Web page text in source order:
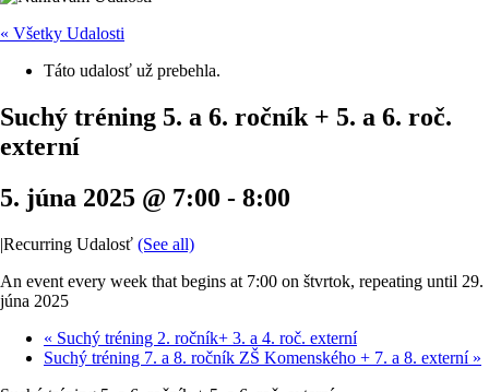
« Všetky Udalosti
Táto udalosť už prebehla.
Suchý tréning 5. a 6. ročník + 5. a 6. roč.
externí
5. júna 2025 @ 7:00 - 8:00
|Recurring Udalosť (See all)
An event every week that begins at 7:00 on štvrtok, repeating until 29.
júna 2025
« Suchý tréning 2. ročník+ 3. a 4. roč. externí
Suchý tréning 7. a 8. ročník ZŠ Komenského + 7. a 8. externí »